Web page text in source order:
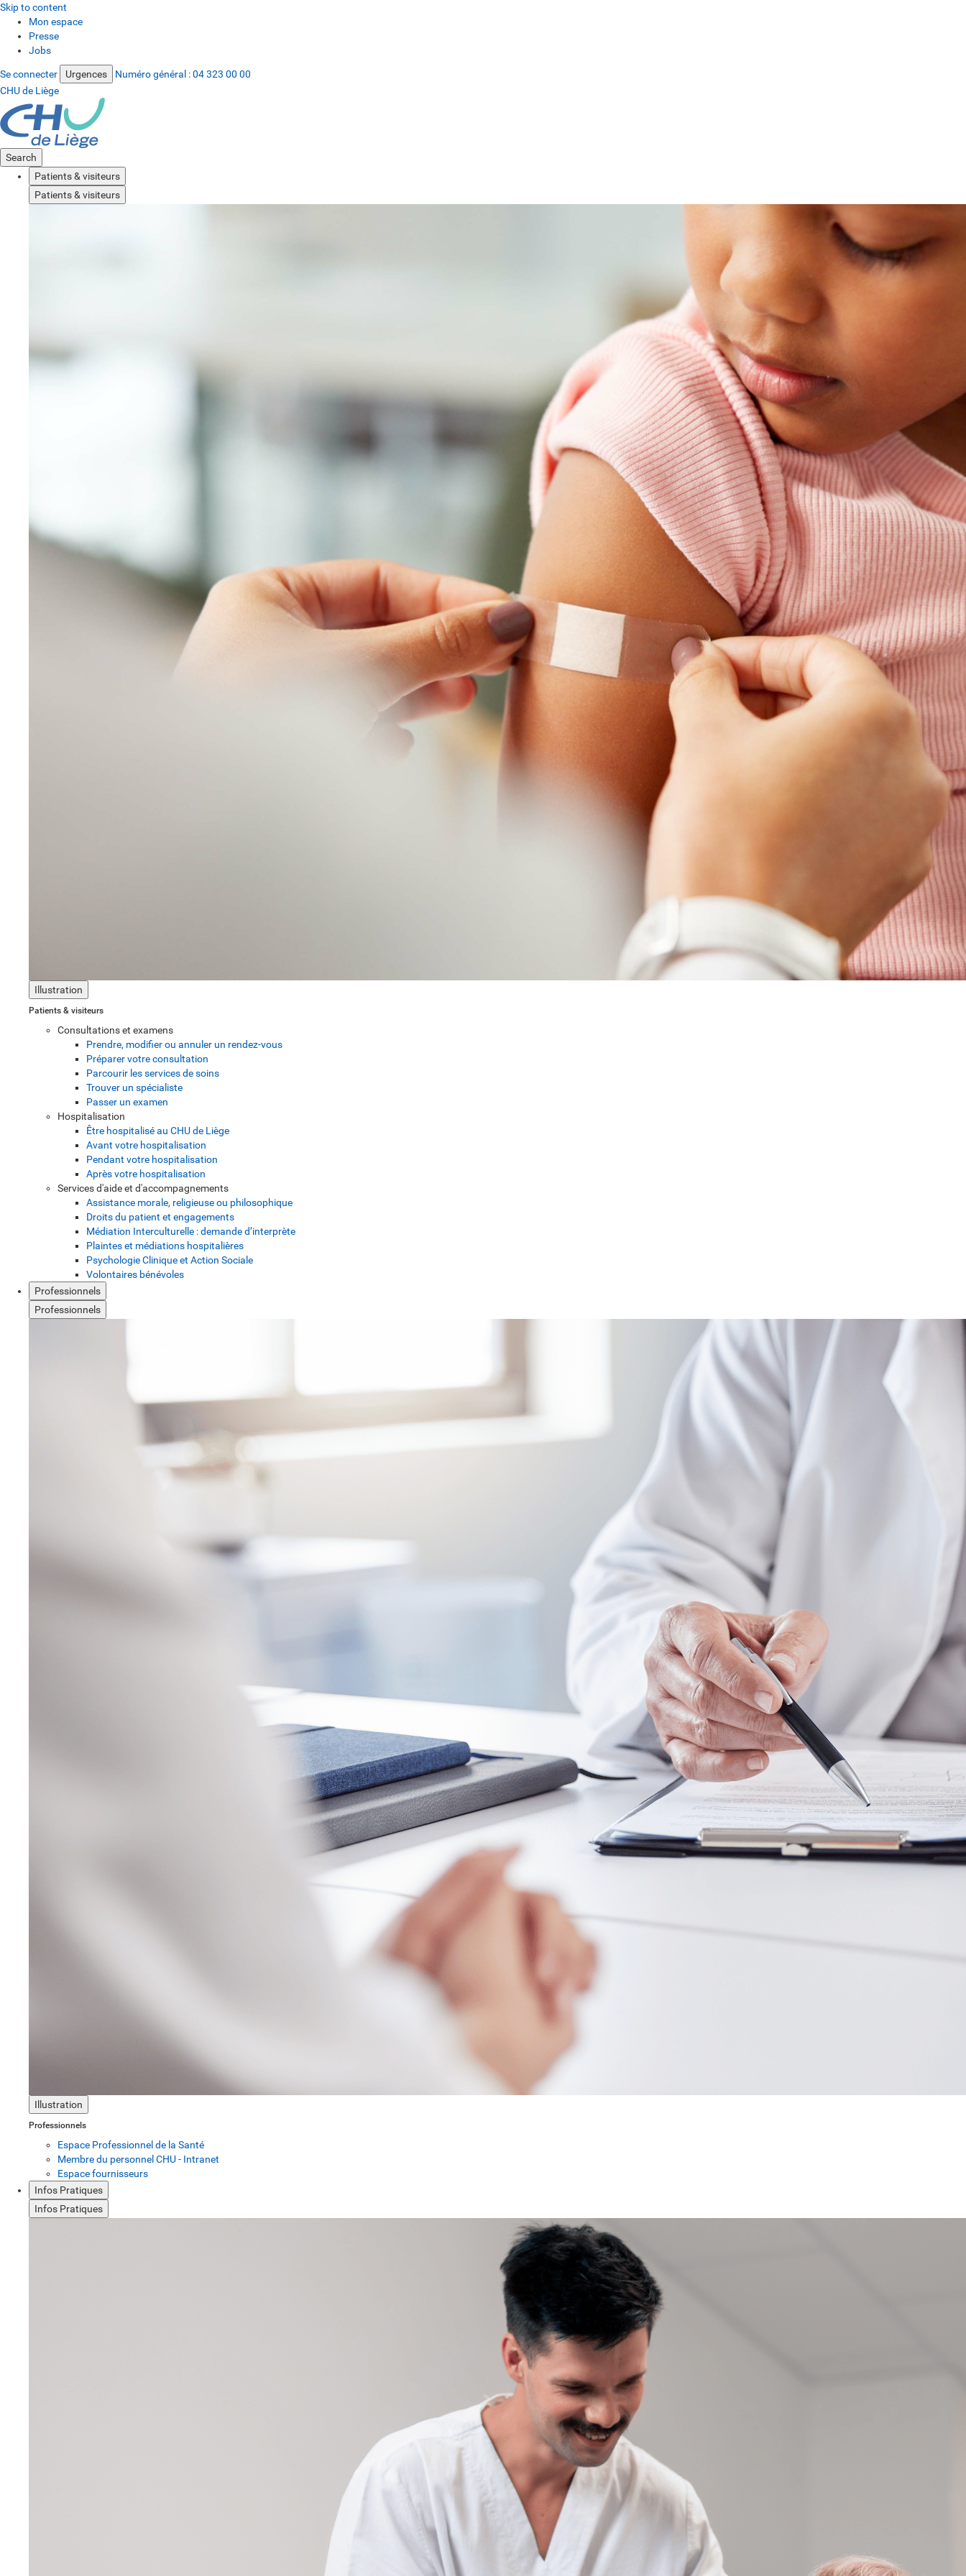
Skip to content
Mon espace
Presse
Jobs
Se connecter Urgences Numéro général :04 323 00 00
CHU de Liège
Search
Patients & visiteurs
Patients & visiteurs
Illustration
Patients & visiteurs
Consultations et examens
Prendre, modifier ou annuler un rendez-vous
Préparer votre consultation
Parcourir les services de soins
Trouver un spécialiste
Passer un examen
Hospitalisation
Être hospitalisé au CHU de Liège
Avant votre hospitalisation
Pendant votre hospitalisation
Après votre hospitalisation
Services d'aide et d'accompagnements
Assistance morale, religieuse ou philosophique
Droits du patient et engagements
Médiation Interculturelle : demande d’interprète
Plaintes et médiations hospitalières
Psychologie Clinique et Action Sociale
Volontaires bénévoles
Professionnels
Professionnels
Illustration
Professionnels
Espace Professionnel de la Santé
Membre du personnel CHU - Intranet
Espace fournisseurs
Infos Pratiques
Infos Pratiques